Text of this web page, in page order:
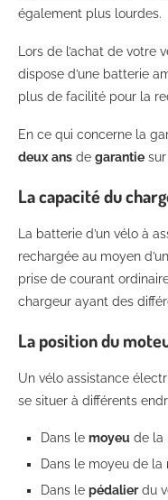
également plus lourdes.
Lors de l’achat de votre
dispose d’une batterie
plus de facilité pour la
En ce qui concerne la
deux ans de garantie
La capacité du
La batterie d’un vélo à
rechargée au moyen
prise de courant
chargeur ayant des
La position du
Un vélo assistance
se situer à différents
Dans le moyeu de la
Dans le moyeu de la
Dans le pédalierdu